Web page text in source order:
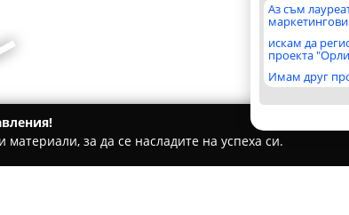
Аз съм
искам да
проекта
Имам друг
за да се насладите на успеха си.